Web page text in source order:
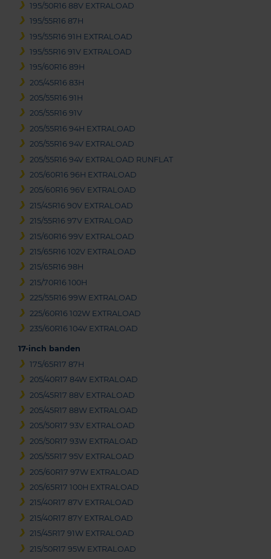
195/50R16 88V EXTRALOAD
195/55R16 87H
195/55R16 91H EXTRALOAD
195/55R16 91V EXTRALOAD
195/60R16 89H
205/45R16 83H
205/55R16 91H
205/55R16 91V
205/55R16 94H EXTRALOAD
205/55R16 94V EXTRALOAD
205/55R16 94V EXTRALOAD RUNFLAT
205/60R16 96H EXTRALOAD
205/60R16 96V EXTRALOAD
215/45R16 90V EXTRALOAD
215/55R16 97V EXTRALOAD
215/60R16 99V EXTRALOAD
215/65R16 102V EXTRALOAD
215/65R16 98H
215/70R16 100H
225/55R16 99W EXTRALOAD
225/60R16 102W EXTRALOAD
235/60R16 104V EXTRALOAD
17-inch banden
175/65R17 87H
205/40R17 84W EXTRALOAD
205/45R17 88V EXTRALOAD
205/45R17 88W EXTRALOAD
205/50R17 93V EXTRALOAD
205/50R17 93W EXTRALOAD
205/55R17 95V EXTRALOAD
205/60R17 97W EXTRALOAD
205/65R17 100H EXTRALOAD
215/40R17 87V EXTRALOAD
215/40R17 87Y EXTRALOAD
215/45R17 91W EXTRALOAD
215/50R17 95W EXTRALOAD